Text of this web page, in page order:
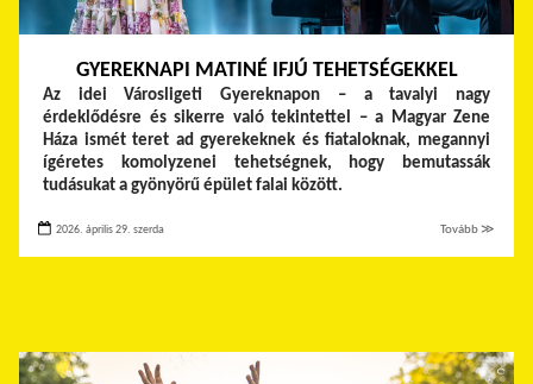
GYEREKNAPI MATINÉ IFJÚ TEHETSÉGEKKEL
Az idei Városligeti Gyereknapon – a tavalyi nagy
érdeklődésre és sikerre való tekintettel – a Magyar Zene
Háza ismét teret ad gyerekeknek és fiataloknak, megannyi
ígéretes komolyzenei tehetségnek, hogy bemutassák
tudásukat a gyönyörű épület falai között.
2026. április 29. szerda Tovább ≫